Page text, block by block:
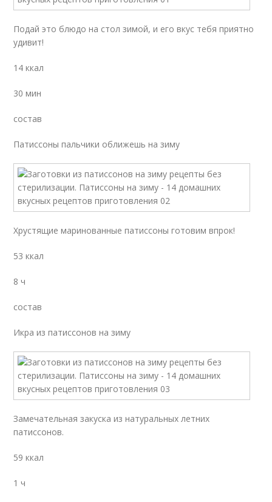
Подай это блюдо на стол зимой, и его вкус тебя приятно
удивит!
14 ккал
30 мин
состав
Патиссоны пальчики оближешь на зиму
Хрустящие маринованные патиссоны готовим впрок!
53 ккал
8 ч
состав
Икра из патиссонов на зиму
Замечательная закуска из натуральных летних
патиссонов.
59 ккал
1 ч